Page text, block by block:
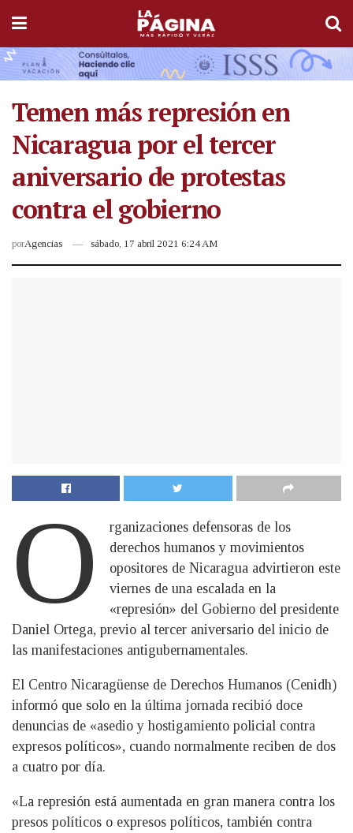
Temen más represión en
Nicaragua por el tercer
aniversario de protestas
contra el gobierno
porAgencias sábado, 17 abril 2021 6:24 AM
O
rganizaciones defensoras de los
derechos humanos y movimientos
opositores de Nicaragua advirtieron este
viernes de una escalada en la
«represión» del Gobierno del presidente
Daniel Ortega, previo al tercer aniversario del inicio de
las manifestaciones antigubernamentales.
El Centro Nicaragüense de Derechos Humanos (Cenidh)
informó que solo en la última jornada recibió doce
denuncias de «asedio y hostigamiento policial contra
expresos políticos», cuando normalmente reciben de dos
a cuatro por día.
«La represión está aumentada en gran manera contra los
presos políticos o expresos políticos, también contra